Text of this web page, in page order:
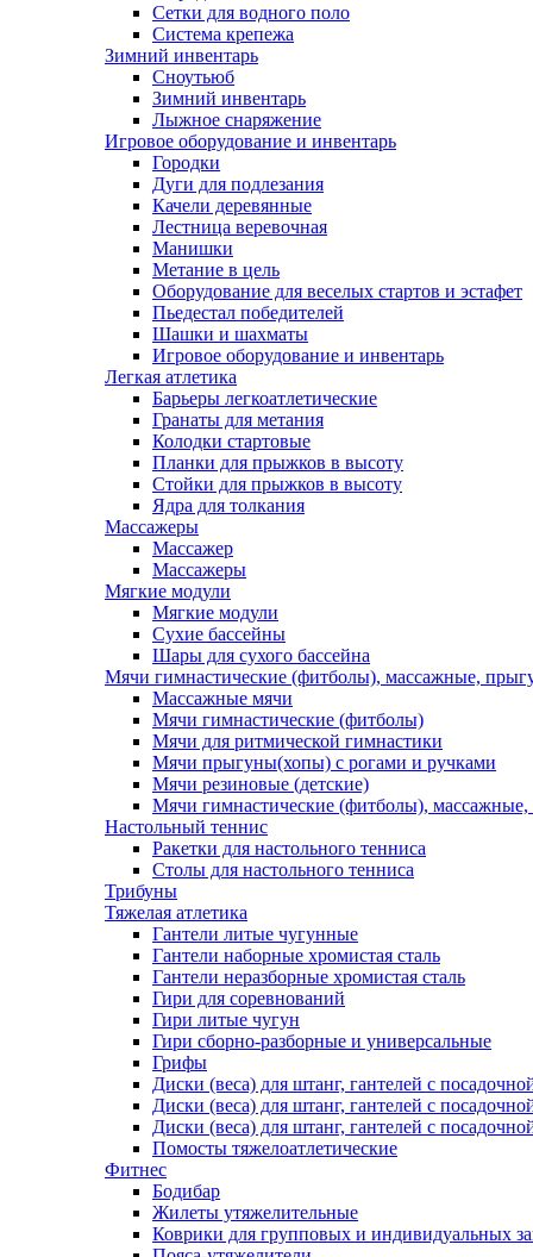
Сетки для водного поло
Система крепежа
Зимний инвентарь
Сноутьюб
Зимний инвентарь
Лыжное снаряжение
Игровое оборудование и инвентарь
Городки
Дуги для подлезания
Качели деревянные
Лестница веревочная
Манишки
Метание в цель
Оборудование для веселых стартов и эстафет
Пьедестал победителей
Шашки и шахматы
Игровое оборудование и инвентарь
Легкая атлетика
Барьеры легкоатлетические
Гранаты для метания
Колодки стартовые
Планки для прыжков в высоту
Стойки для прыжков в высоту
Ядра для толкания
Массажеры
Массажер
Массажеры
Мягкие модули
Мягкие модули
Сухие бассейны
Шары для сухого бассейна
Мячи гимнастические (фитболы), массажные,
Массажные мячи
Мячи гимнастические (фитболы)
Мячи для ритмической гимнастики
Мячи прыгуны(хопы) с рогами и ручками
Мячи резиновые (детские)
Мячи гимнастические (фитболы),
Настольный теннис
Ракетки для настольного тенниса
Столы для настольного тенниса
Трибуны
Тяжелая атлетика
Гантели литые чугунные
Гантели наборные хромистая сталь
Гантели неразборные хромистая сталь
Гири для соревнований
Гири литые чугун
Гири сборно-разборные и универсальные
Грифы
Диски (веса) для штанг, гантелей с
Диски (веса) для штанг, гантелей с
Диски (веса) для штанг, гантелей с
Помосты тяжелоатлетические
Фитнес
Бодибар
Жилеты утяжелительные
Коврики для групповых и индивидуальных